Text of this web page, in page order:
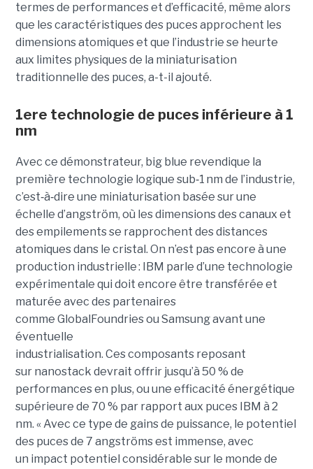
termes de performances et d’efficacité, même alors
que les caractéristiques des puces approchent les
dimensions atomiques et que l’industrie se heurte
aux limites physiques de la miniaturisation
traditionnelle des puces, a-t-il ajouté.
1ere technologie de puces inférieure à 1
nm
Avec ce démonstrateur, big blue revendique la
première technologie logique sub‑1 nm de l’industrie,
c’est‑à‑dire une miniaturisation basée sur une
échelle d’angström, où les dimensions des canaux et
des empilements se rapprochent des distances
atomiques dans le cristal. On n’est pas encore à une
production industrielle : IBM parle d’une technologie
expérimentale qui doit encore être transférée et
maturée avec des partenaires
comme GlobalFoundries ou Samsung avant une
éventuelle
industrialisation. Ces composants reposant
sur nanostack devrait offrir jusqu’à 50 % de
performances en plus, ou une efficacité énergétique
supérieure de 70 % par rapport aux puces IBM à 2
nm. « Avec ce type de gains de puissance, le potentiel
des puces de 7 angströms est immense, avec
un impact potentiel considérable sur le monde de